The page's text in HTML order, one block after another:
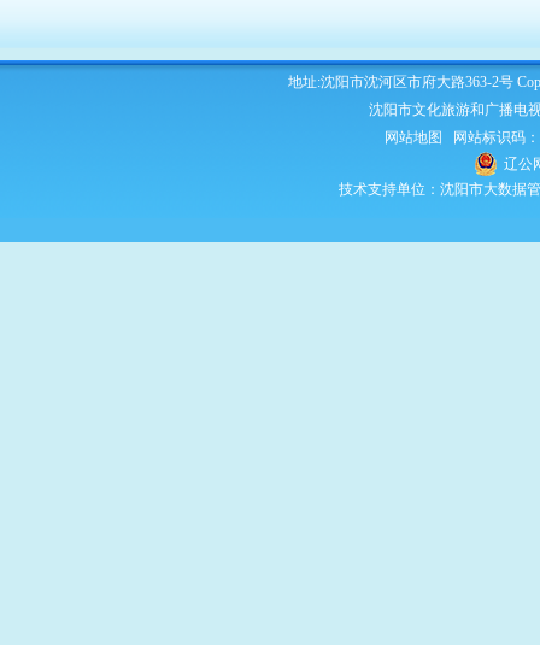
地址:沈阳市沈河区市府大路363-2号
沈阳市文化旅游和广播电
网站地图
网站标识码
辽公
技术支持单位：沈阳市大数据